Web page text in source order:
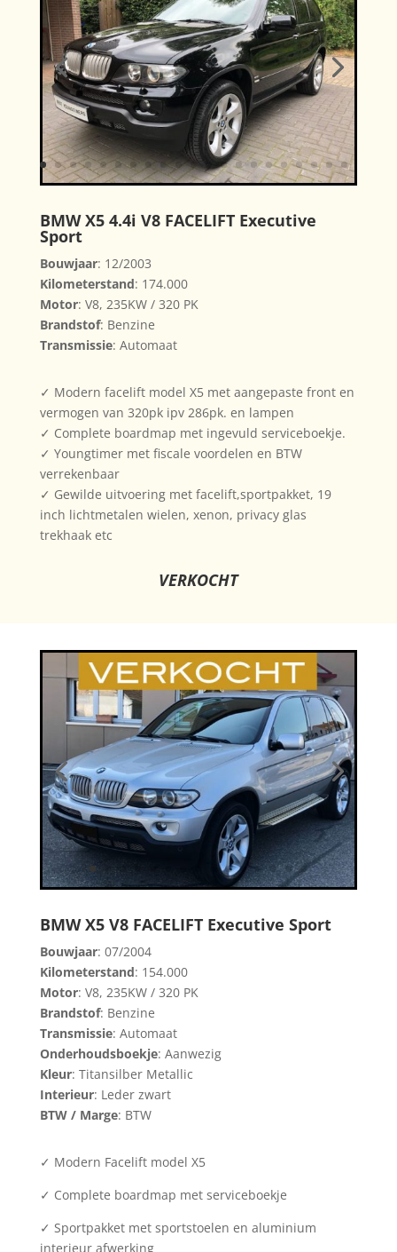
BMW X5 4.4i V8 FACELIFT Executive
Sport
Bouwjaar: 12/2003
Kilometerstand: 174.000
Motor: V8, 235KW / 320 PK
Brandstof: Benzine
Transmissie: Automaat
✓ Modern facelift model X5 met aangepaste front en
vermogen van 320pk ipv 286pk. en lampen
✓ Complete boardmap met ingevuld serviceboekje.
✓ Youngtimer met fiscale voordelen en BTW
verrekenbaar
✓ Gewilde uitvoering met facelift,sportpakket, 19
inch lichtmetalen wielen, xenon, privacy glas
trekhaak etc
VERKOCHT
BMW X5 V8 FACELIFT Executive Sport
Bouwjaar: 07/2004
Kilometerstand: 154.000
Motor: V8, 235KW / 320 PK
Brandstof: Benzine
Transmissie: Automaat
Onderhoudsboekje: Aanwezig
Kleur: Titansilber Metallic
Interieur: Leder zwart
BTW / Marge: BTW
✓ Modern Facelift model X5
✓ Complete boardmap met serviceboekje
✓ Sportpakket met sportstoelen en aluminium
interieur afwerking